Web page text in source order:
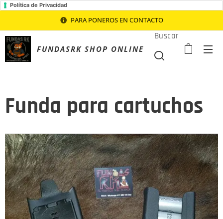
Política de Privacidad
PARA PONEROS EN CONTACTO
FUNDASRK SHOP ONLINE
Buscar
Funda para cartuchos